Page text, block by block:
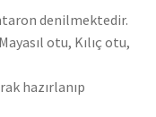
denilmektedir.
otu, Kılıç otu,
hazırlanıp